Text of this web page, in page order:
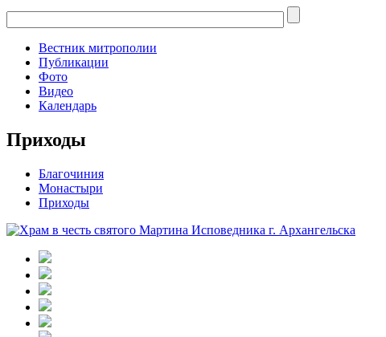
Вестник митрополии
Публикации
Фото
Видео
Календарь
Приходы
Благочиния
Монастыри
Приходы